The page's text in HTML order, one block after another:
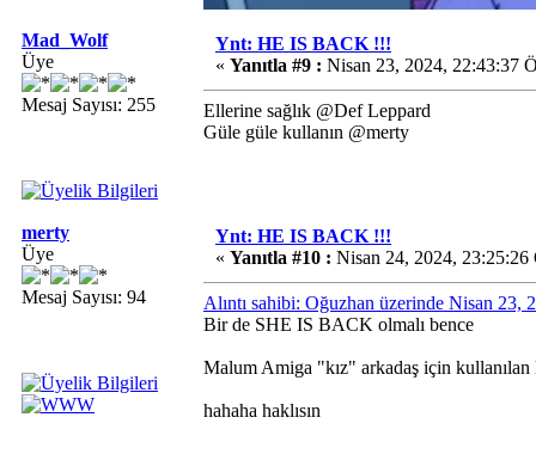
Mad_Wolf
Üye
Mesaj Sayısı: 255
Ynt: HE IS BACK !!!
« Yanıtla #9 : Nisan 23, 2024, 22:43:37
Ellerine sağlık @Def Leppard
Güle güle kullanın @merty
merty
Üye
Mesaj Sayısı: 94
Ynt: HE IS BACK !!!
« Yanıtla #10 : Nisan 24, 2024, 23:25:26
Alıntı sahibi: Oğuzhan üzerinde Nisan 23,
Bir de SHE IS BACK olmalı bence
Malum Amiga "kız" arkadaş için
hahaha haklısın